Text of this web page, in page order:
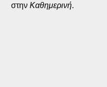
στηνΚαθημερινή.